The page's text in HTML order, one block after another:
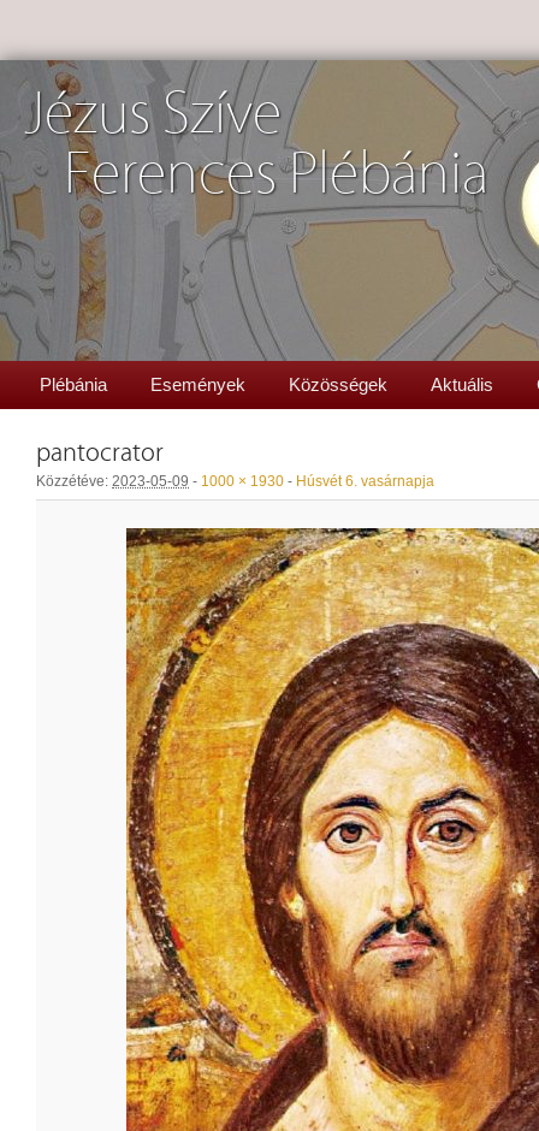
Jézus Szíve
Ferences Plébánia
Plébánia Események Közösségek Aktuális
pantocrator
Közzétéve: 2023-05-09 - 1000 × 1930 - Húsvét 6. vasárnapja